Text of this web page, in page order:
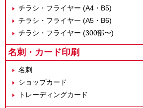
チラシ・フライヤー (A4・B5)
チラシ・フライヤー (A5・B6)
チラシ・フライヤー (300部〜)
名刺・カード印刷
名刺
ショップカード
トレーディングカード